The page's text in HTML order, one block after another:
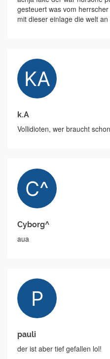
gesteuert was vom
mit dieser einlage die welt
k.A
Vollidioten, wer braucht
Cyborg^
aua
pauli
der ist aber tief gefallen lol!